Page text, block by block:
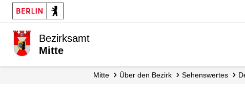
Bezirksamt
Mitte
Mitte Über den Bezirk Sehenswertes